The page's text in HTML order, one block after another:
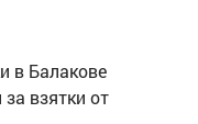
в Балакове
взятки от